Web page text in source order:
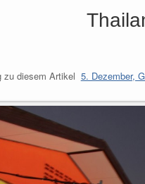
zu diesem Artikel 5. Dezember,